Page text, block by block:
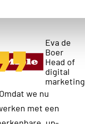
Eva de
Boer
Head of
digital
marketing
we nu
met een